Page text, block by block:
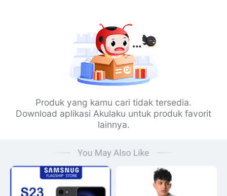
Produk yang kamu cari tidak tersedia.
Download aplikasi Akulaku untuk produk favorit
lainnya.